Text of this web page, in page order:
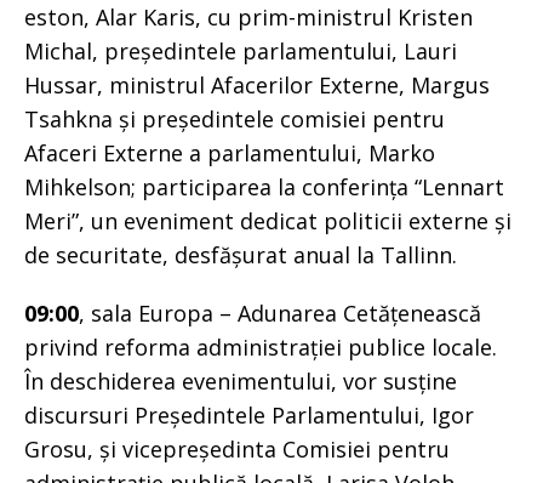
eston, Alar Karis, cu prim-ministrul Kristen
Michal, președintele parlamentului, Lauri
Hussar, ministrul Afacerilor Externe, Margus
Tsahkna și președintele comisiei pentru
Afaceri Externe a parlamentului, Marko
Mihkelson; participarea la conferința “Lennart
Meri”, un eveniment dedicat politicii externe și
de securitate, desfășurat anual la Tallinn.
09:00, sala Europa – Adunarea Cetățenească
privind reforma administrației publice locale.
În deschiderea evenimentului, vor susține
discursuri Președintele Parlamentului, Igor
Grosu, și vicepreședinta Comisiei pentru